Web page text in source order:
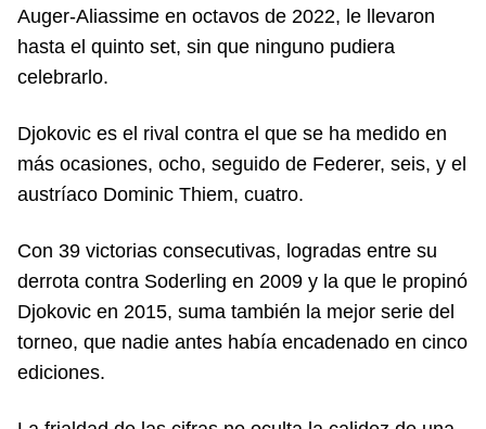
Auger-Aliassime en octavos de 2022, le llevaron
hasta el quinto set, sin que ninguno pudiera
celebrarlo.
Djokovic es el rival contra el que se ha medido en
más ocasiones, ocho, seguido de Federer, seis, y el
austríaco Dominic Thiem, cuatro.
Con 39 victorias consecutivas, logradas entre su
derrota contra Soderling en 2009 y la que le propinó
Djokovic en 2015, suma también la mejor serie del
torneo, que nadie antes había encadenado en cinco
ediciones.